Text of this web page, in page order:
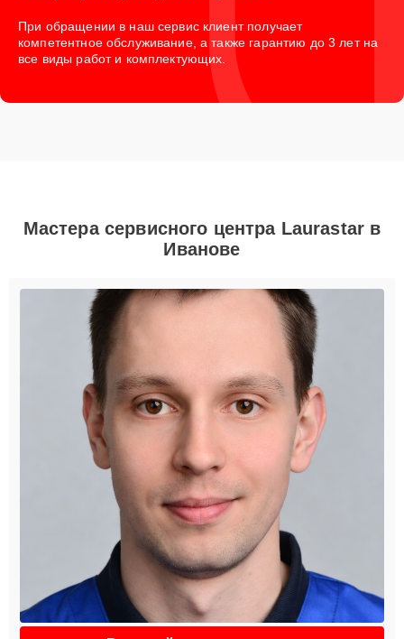
При обращении в наш сервис клиент получает
компетентное обслуживание, а также гарантию до 3 лет на
все виды работ и комплектующих.
Мастера сервисного центра Laurastar в
Иванове